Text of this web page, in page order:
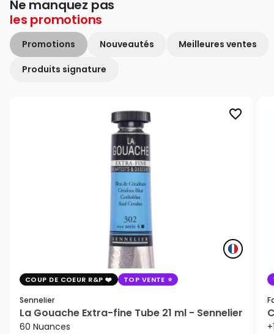
Ne manquez pas
les promotions
Promotions Nouveautés Meilleures ventes
Produits signature
favorite_border
COUP DE COEUR R&P TOP VENTE
Sennelier
La Gouache Extra-fine Tube 21 ml - Sennelier
60 Nuances